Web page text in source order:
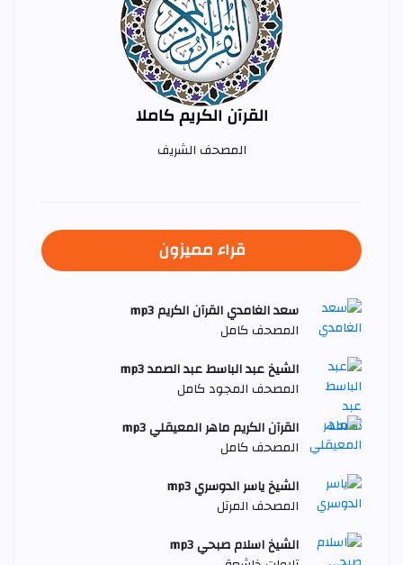
القرآن الكريم كاملا
المصحف الشريف
قراء مميزون
سعد الغامدي القرآن الكريم mp3
المصحف كامل
الشيخ عبد الباسط عبد الصمد mp3
المصحف المجود كامل
القرآن الكريم ماهر المعيقلي mp3
المصحف كامل
الشيخ ياسر الدوسري mp3
المصحف المرتل
الشيخ اسلام صبحي mp3